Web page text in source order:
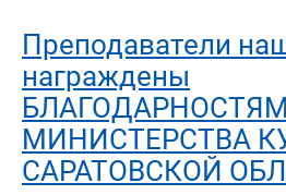
Преподаватели
награждены
МИНИСТЕРСТВА
САРАТОВСКОЙ